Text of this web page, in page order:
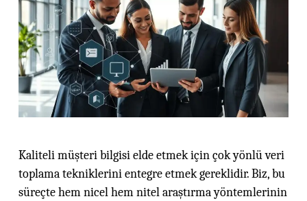
Kaliteli müşteri bilgisi elde etmek için çok yönlü veri
toplama tekniklerini entegre etmek gereklidir. Biz, bu
süreçte hem nicel hem nitel araştırma yöntemlerinin